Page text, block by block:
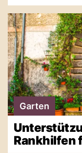
Garten
Rankhilfen